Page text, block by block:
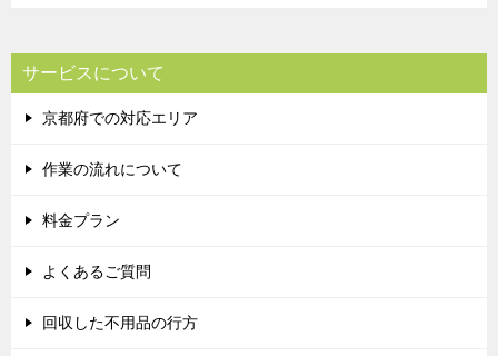
サービスについて
京都府での対応エリア
作業の流れについて
料金プラン
よくあるご質問
回収した不用品の行方